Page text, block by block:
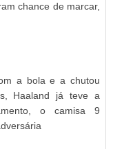
chance de marcar,
a bola e a chutou
Haaland já teve a
o camisa 9